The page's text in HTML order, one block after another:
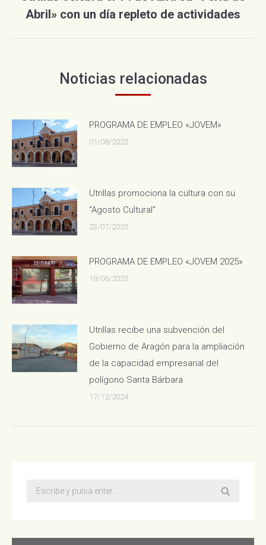
Publicación
siguiente:
Abril» con un día repleto de actividades
Noticias relacionadas
PROGRAMA DE EMPLEO «JOVEM»
01/08/2025
Utrillas promociona la cultura con su
“Agosto Cultural”
23/07/2025
PROGRAMA DE EMPLEO «JOVEM 2025»
19/06/2025
Utrillas recibe una subvención del
Gobierno de Aragón para la ampliación
de la capacidad empresarial del
polígono Santa Bárbara
17/12/2024
Buscar: